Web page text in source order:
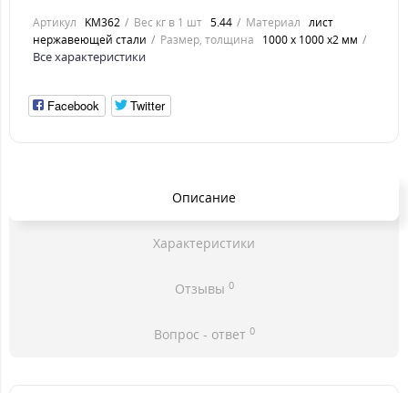
Артикул KM362 Вес кг в 1 шт 5.44 Материал лист
нержавеющей стали
Размер, толщина 1000 х 1000 х2 мм
Все характеристики
Facebook Twitter
Описание
Характеристики
Отзывы 0
Вопрос - ответ 0